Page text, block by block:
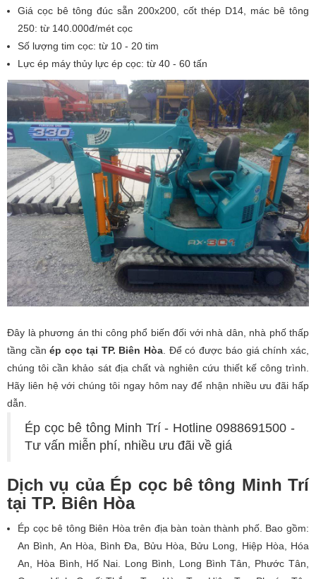
Giá cọc bê tông đúc sẵn 200x200, cốt thép D14, mác bê tông
250: từ 140.000đ/mét cọc
Số lượng tim cọc: từ 10 - 20 tim
Lực ép máy thủy lực ép cọc: từ 40 - 60 tấn
Đây là phương án thi công phổ biến đối với nhà dân, nhà phố thấp
tầng cầnép cọc tại TP. Biên Hòa . Để có được báo giá chính xác,
chúng tôi cần khảo sát địa chất và nghiên cứu thiết kế công trình.
Hãy liên hệ với chúng tôi ngay hôm nay để nhận nhiều ưu đãi hấp
dẫn.
Ép cọc bê tông Minh Trí - Hotline 0988691500 -
Tư vấn miễn phí, nhiều ưu đãi về giá
Dịch vụ của Ép cọc bê tông Minh Trí
tại TP. Biên Hòa
Ép cọc bê tông Biên Hòa trên địa bàn toàn thành phố. Bao gồm:
An Bình, An Hòa, Bình Đa, Bửu Hòa, Bửu Long, Hiệp Hòa, Hóa
An, Hòa Bình, Hố Nai. Long Bình, Long Bình Tân, Phước Tân,